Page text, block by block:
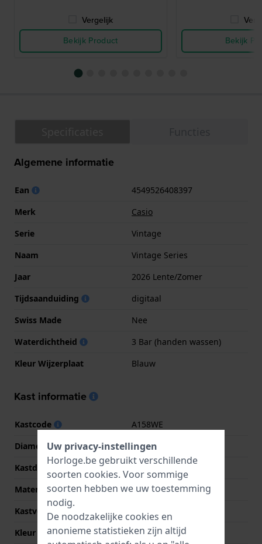
Vergelijk
Bekijk Product
Bekijk
Algemene informatie
Ean
4549526408397
Merk
Casio
Serie
Vintage
Naam
Vintage Series
Jaar
2026 Lente/Zomer
Tijdsaanduiding
digitaal
Swiss Made
Nee
Waterdichtheid
3 Bar (handen wassen)
Kleur Wijzerplaat
Blauw
Kast informatie
Kastcode
A158WE
Diameter
33.2 mm
Kastdikte
Materiaal
Kunststof
Kastvorm
Vierkant
Kleur kast
Zilver
Uw privacy-instellingen
Horloge.be gebruikt verschillende
soorten cookies. Voor sommige
soorten hebben we uw toestemming
nodig.
De noodzakelijke cookies en
anonieme statistieken zijn altijd